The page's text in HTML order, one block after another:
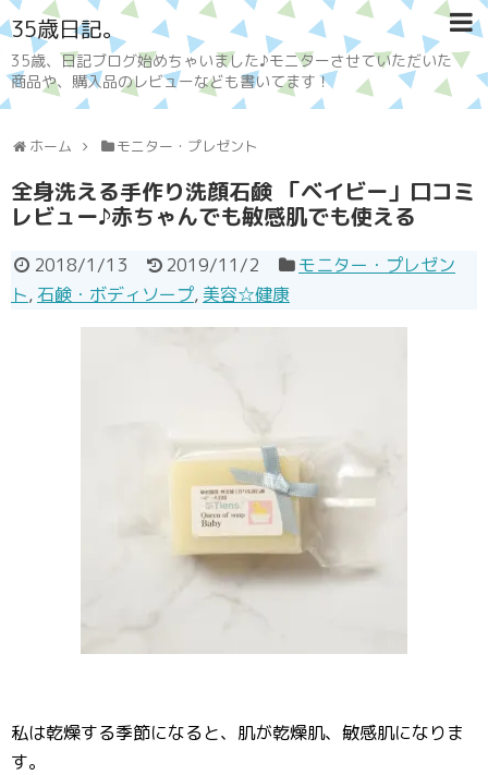
35歳日記。
35歳、日記ブログ始めちゃいました♪モニターさせていただいた
商品や、購入品のレビューなども書いてます！
ホーム モニター・プレゼント
全身洗える手作り洗顔石鹸 「ベイビー」口コミ
レビュー♪赤ちゃんでも敏感肌でも使える
2018/1/13 2019/11/2
モニター・プレゼン
ト, 石鹸・ボディソープ, 美容☆健康
私は乾燥する季節になると、肌が乾燥肌、敏感肌になりま
す。